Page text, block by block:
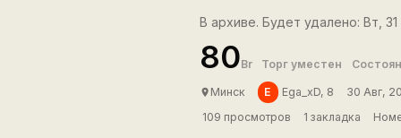
В архиве. Будет удалено: Вт,
80Br Торг уместен
place Минск E Ega_xD, 8
30 Авг,
109 просмотров
1 закладка